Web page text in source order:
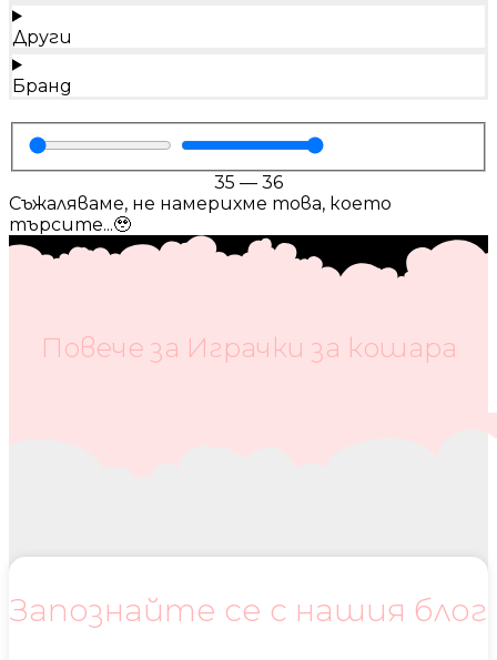
Други
Бранд
35 — 36
Съжаляваме, не намерихме това, което
търсите...🥹
Повече за Играчки за кошара
Запознайте се с нашия блог